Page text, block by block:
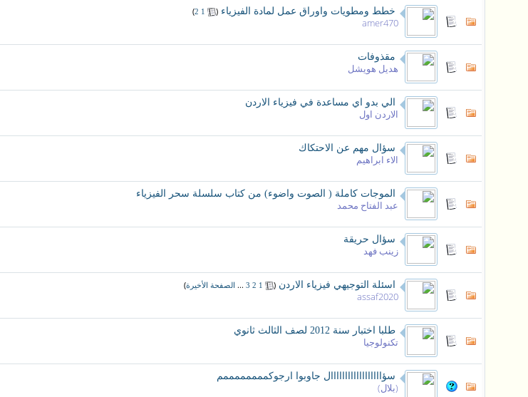
خطط ومطويات واوراق عمل لمادة الفيزياء (
1
2
)
amer470
مقذوفات
هديل هويشل
الي بدو اي مساعدة في فيزياء الاردن
الاردن اول
سؤال مهم عن الاحتكاك
الاء ابراهيم
الموجات كاملة ( الصوت واضوء) من كتاب سلسلة سحر الفيزياء
عبد الفتاح محمد
سؤال حريقة
زينب فهد
اسئلة التوجيهي فيزياء الاردن (
1
2
3
... الصفحة الأخيرة)
assaf2020
طلبا اختبار سنة 2012 لصف الثالث ثانوي
تكنولوجيا
سؤاااااااااااااااااال جاوبوا ارجوكممممممممم
(بلال)